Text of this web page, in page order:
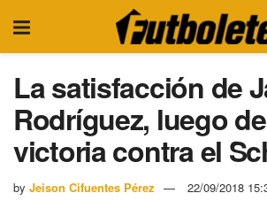
La satisfacción de
Rodríguez, luego
victoria contra el
by Jeison Cifuentes Pérez 22/09/2018